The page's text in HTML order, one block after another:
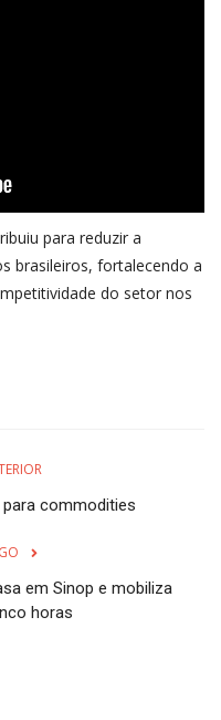
para reduzir a
brasileiros, fortalecendo a
do setor nos
commodities
em Sinop e mobiliza
horas